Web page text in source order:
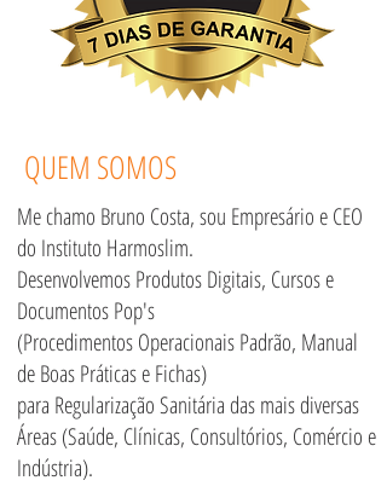
QUEM SOMOS
Me chamo Bruno Costa, sou Empresário e CEO
do Instituto Harmoslim.
Desenvolvemos Produtos Digitais, Cursos e
Documentos Pop's
(Procedimentos Operacionais Padrão, Manual
de Boas Práticas e Fichas)
para Regularização Sanitária das mais diversas
Áreas (Saúde, Clínicas, Consultórios, Comércio e
Indústria).